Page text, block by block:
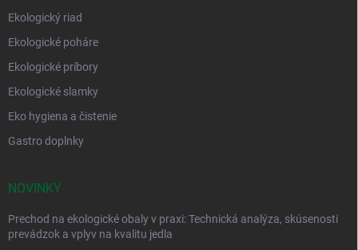
Ekologický riad
Ekologické poháre
Ekologické príbory
Ekologické slamky
Eko hygiena a čistenie
Gastro doplnky
NOVINKY
Prechod na ekologické obaly v praxi: Technická analýza, skúsenosti
prevádzok a vplyv na kvalitu jedla